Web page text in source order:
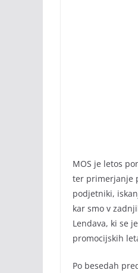
MOS je letos
ter primerjanje
podjetniki,
kar smo v
Lendava, ki se
promocijskih
Po besedah